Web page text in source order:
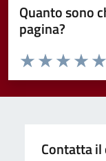
Quanto sono
pagina?
Valuta da 1 a 5 stelle
Valuta
Valuta 3
Valuta 2 stelle
Valuta 1 stelle su
Contatta